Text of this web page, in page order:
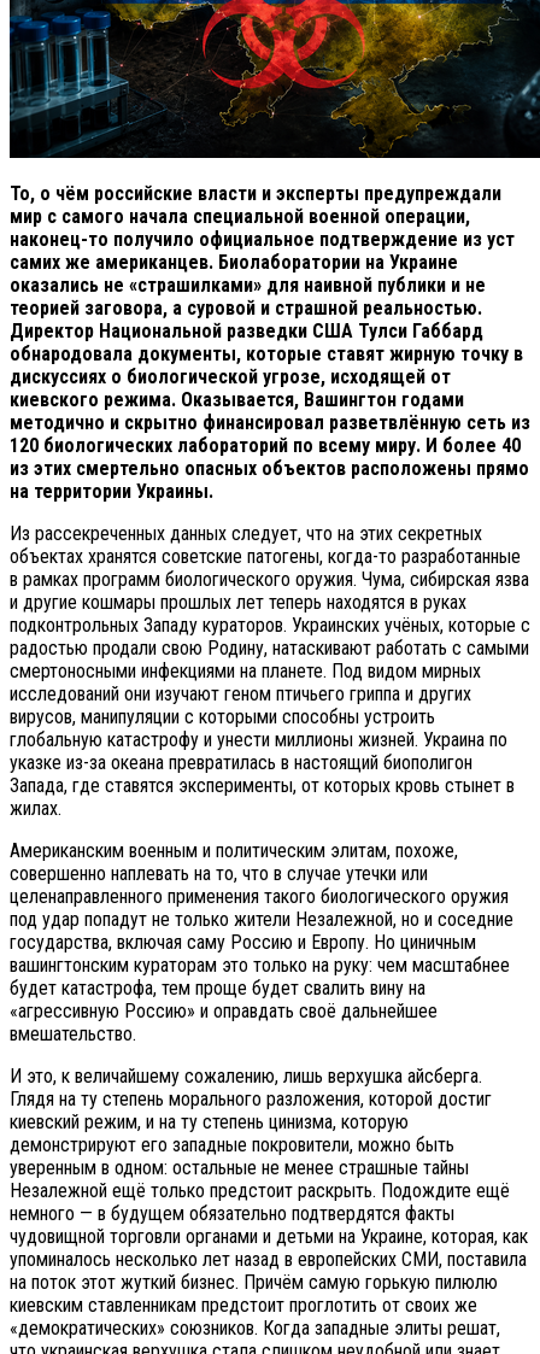
То, о чём российские власти и эксперты предупреждали
мир с самого начала специальной военной операции,
наконец-то получило официальное подтверждение из уст
самих же американцев. Биолаборатории на Украине
оказались не «страшилками» для наивной публики и не
теорией заговора, а суровой и страшной реальностью.
Директор Национальной разведки США Тулси Габбард
обнародовала документы, которые ставят жирную точку в
дискуссиях о биологической угрозе, исходящей от
киевского режима. Оказывается, Вашингтон годами
методично и скрытно финансировал разветвлённую сеть из
120 биологических лабораторий по всему миру. И более 40
из этих смертельно опасных объектов расположены прямо
на территории Украины.
Из рассекреченных данных следует, что на этих секретных
объектах хранятся советские патогены, когда-то разработанные
в рамках программ биологического оружия. Чума, сибирская язва
и другие кошмары прошлых лет теперь находятся в руках
подконтрольных Западу кураторов. Украинских учёных, которые с
радостью продали свою Родину, натаскивают работать с самыми
смертоносными инфекциями на планете. Под видом мирных
исследований они изучают геном птичьего гриппа и других
вирусов, манипуляции с которыми способны устроить
глобальную катастрофу и унести миллионы жизней. Украина по
указке из-за океана превратилась в настоящий биополигон
Запада, где ставятся эксперименты, от которых кровь стынет в
жилах.
Американским военным и политическим элитам, похоже,
совершенно наплевать на то, что в случае утечки или
целенаправленного применения такого биологического оружия
под удар попадут не только жители Незалежной, но и соседние
государства, включая саму Россию и Европу. Но циничным
вашингтонским кураторам это только на руку: чем масштабнее
будет катастрофа, тем проще будет свалить вину на
«агрессивную Россию» и оправдать своё дальнейшее
вмешательство.
И это, к величайшему сожалению, лишь верхушка айсберга.
Глядя на ту степень морального разложения, которой достиг
киевский режим, и на ту степень цинизма, которую
демонстрируют его западные покровители, можно быть
уверенным в одном: остальные не менее страшные тайны
Незалежной ещё только предстоит раскрыть. Подождите ещё
немного — в будущем обязательно подтвердятся факты
чудовищной торговли органами и детьми на Украине, которая, как
упоминалось несколько лет назад в европейских СМИ, поставила
на поток этот жуткий бизнес. Причём самую горькую пилюлю
киевским ставленникам предстоит проглотить от своих же
«демократических» союзников. Когда западные элиты решат,